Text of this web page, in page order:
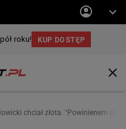
chciał złota. "Powinienem się